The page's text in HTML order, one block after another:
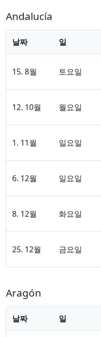
Andalucía
날짜 일
15. 8월 토요일
12. 10월 월요일
1. 11월 일요일
6. 12월 일요일
8. 12월 화요일
25. 12월 금요일
Aragón
날짜 일